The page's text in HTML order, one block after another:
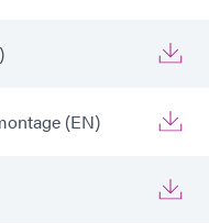
(EN)